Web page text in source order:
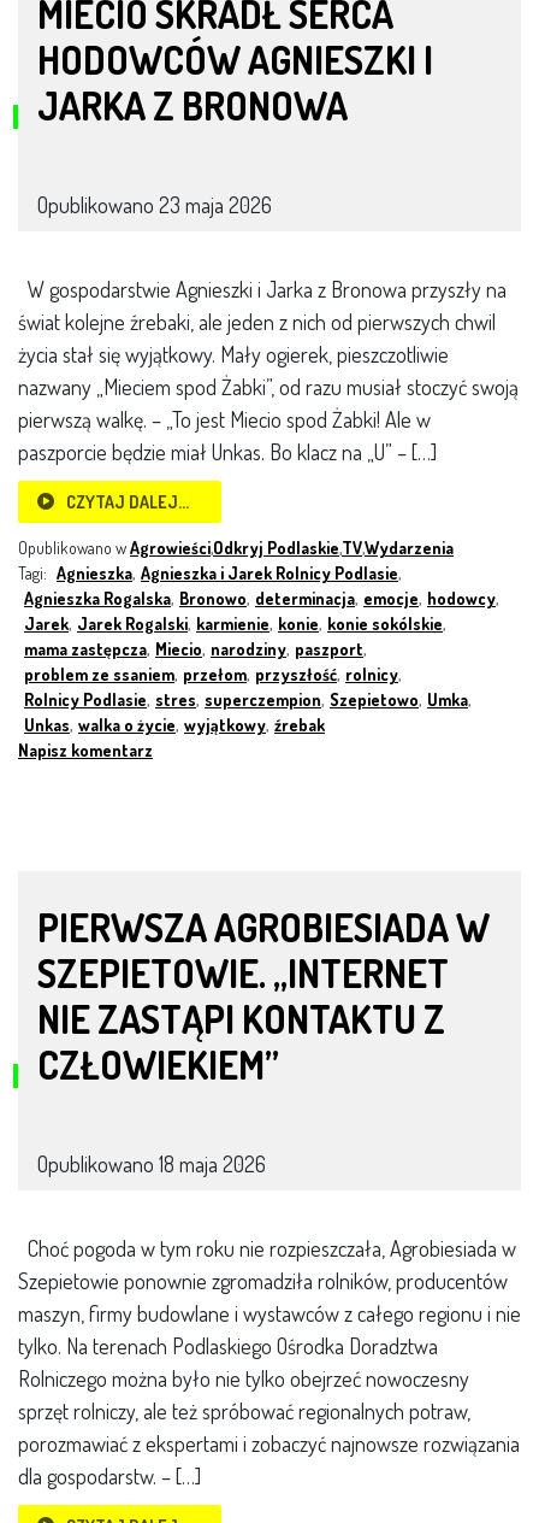
MIECIO SKRADŁ SERCA
HODOWCÓW AGNIESZKI I
JARKA Z BRONOWA
Opublikowano 23 maja 2026
W gospodarstwie Agnieszki i Jarka z Bronowa przyszły na
świat kolejne źrebaki, ale jeden z nich od pierwszych chwil
życia stał się wyjątkowy. Mały ogierek, pieszczotliwie
nazwany „Mieciem spod Żabki”, od razu musiał stoczyć swoją
pierwszą walkę. – „To jest Miecio spod Żabki! Ale w
paszporcie będzie miał Unkas. Bo klacz na „U” – […]
CZYTAJ DALEJ…
Opublikowano wAgrowieści,Odkryj Podlaskie,TV,Wydarzenia
Tagi: Agnieszka, Agnieszka i Jarek Rolnicy Podlasie,
Agnieszka Rogalska, Bronowo, determinacja, emocje, hodowcy,
Jarek, Jarek Rogalski, karmienie, konie, konie sokólskie,
mama zastępcza, Miecio, narodziny, paszport,
problem ze ssaniem, przełom, przyszłość, rolnicy,
Rolnicy Podlasie, stres, superczempion, Szepietowo, Umka,
Unkas, walka o życie, wyjątkowy, źrebak
Napisz komentarz
PIERWSZA AGROBIESIADA W
SZEPIETOWIE. „INTERNET
NIE ZASTĄPI KONTAKTU Z
CZŁOWIEKIEM”
Opublikowano 18 maja 2026
Choć pogoda w tym roku nie rozpieszczała, Agrobiesiada w
Szepietowie ponownie zgromadziła rolników, producentów
maszyn, firmy budowlane i wystawców z całego regionu i nie
tylko. Na terenach Podlaskiego Ośrodka Doradztwa
Rolniczego można było nie tylko obejrzeć nowoczesny
sprzęt rolniczy, ale też spróbować regionalnych potraw,
porozmawiać z ekspertami i zobaczyć najnowsze rozwiązania
dla gospodarstw. – […]